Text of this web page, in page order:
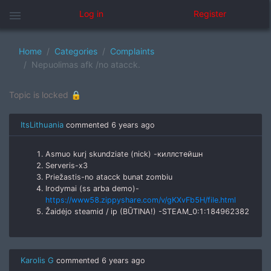
menu Log in Register
Home Categories
Complaints
Nepuolimas afk /no atacck.
Topic is locked 🔒
ItsLithuania commented 6 years ago
Asmuo kurį skundziate (nick) -киллстейшн
Serveris-x3
Priežastis-no atacck bunat zombiu
Irodymai (ss arba demo)-
https://www58.zippyshare.com/v/gKXvFb5H/file.html
Žaidėjo steamid / ip (BŪTINA!) -STEAM_0:1:184962382
Karolis G commented 6 years ago